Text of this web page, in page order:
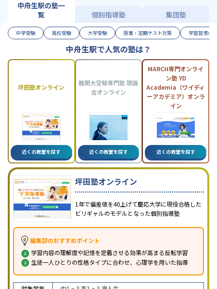
中舟生駅の塾一
覧
個別指導塾 集団塾
中学受験 高校受験 大学受験 授業・定期テスト対策 学習習慣の
中舟生駅で人気の塾は？
坪田塾オンライン
近くの教室を探す
難関大受験専門塾 現論
会オンライン
近くの教室を探す
MARCH専門オンライ
ン塾 YD
Academia（ワイディ
ーアカデミア）オンラ
イン
近くの教室を探す
坪田塾オンライン
1年で偏差値を40上げて慶応大学に現役合格した
ビリギャルのモデルとなった個別指導塾
編集部のおすすめポイント
学習内容の理解度や記憶を定着させる効果が高まる反転学習
生徒一人ひとりの性格タイプに合わせ、心理学を用いた指導